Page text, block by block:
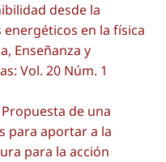
desde la
en la física
Enseñanza y
Vol. 20 Núm. 1
Propuesta de una
para aportar a la
para la acción